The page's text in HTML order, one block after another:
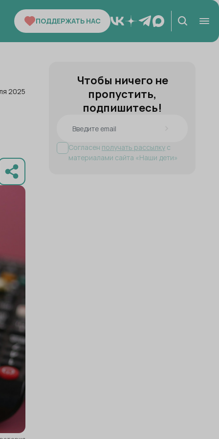
ПОДДЕРЖАТЬ НАС
2025
Чтобы ничего не
пропустить,
подпишитесь!
Согласен получать рассылку с
материалами сайта «Наши дети»